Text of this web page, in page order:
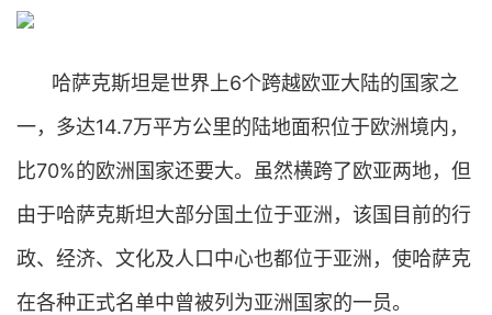
哈萨克斯坦是世界上6个跨越欧亚大陆的国家之
一，多达14.7万平方公里的陆地面积位于欧洲境内，
比70%的欧洲国家还要大。虽然横跨了欧亚两地，但
由于哈萨克斯坦大部分国土位于亚洲，该国目前的行
政、经济、文化及人口中心也都位于亚洲，使哈萨克
在各种正式名单中曾被列为亚洲国家的一员。